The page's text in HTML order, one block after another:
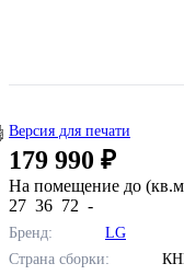
Версия для печати
179 990 ₽
На помещение до
27 36 72 -
Бренд:
LG
Страна сборки: